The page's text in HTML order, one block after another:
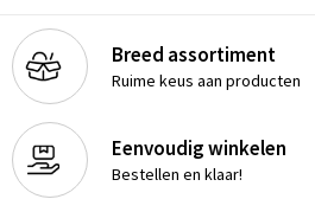
Breed assortiment
Ruime keus aan producten
Eenvoudig winkelen
Bestellen en klaar!